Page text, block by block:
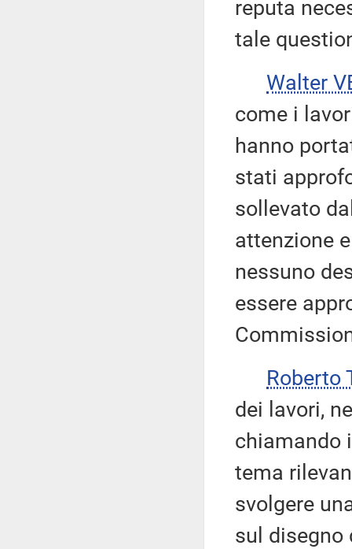
reputa
tale
Walter
come i
hanno
stati
sollevato
attenzione
nessuno
essere
Roberto
dei lavori,
chiamando
tema
svolgere
sul disegno